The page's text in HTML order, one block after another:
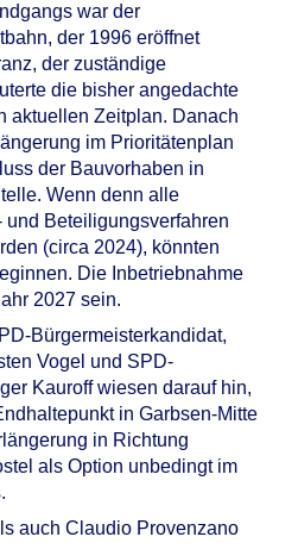
war der
der 1996 eröffnet
der zuständige
die bisher angedachte
aktuellen Zeitplan. Danach
im Prioritätenplan
der Bauvorhaben in
Wenn denn alle
Beteiligungsverfahren
(circa 2024), könnten
Die Inbetriebnahme
2027 sein.
Bürgermeisterkandidat,
Vogel und SPD-
Kauroff wiesen darauf hin,
in Garbsen-Mitte
in Richtung
als Option unbedingt im
auch Claudio Provenzano